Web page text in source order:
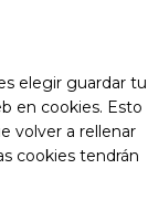
elegir guardar tu
en cookies. Esto
volver a rellenar
cookies tendrán